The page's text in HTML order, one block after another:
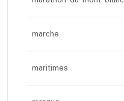
marche
maritimes